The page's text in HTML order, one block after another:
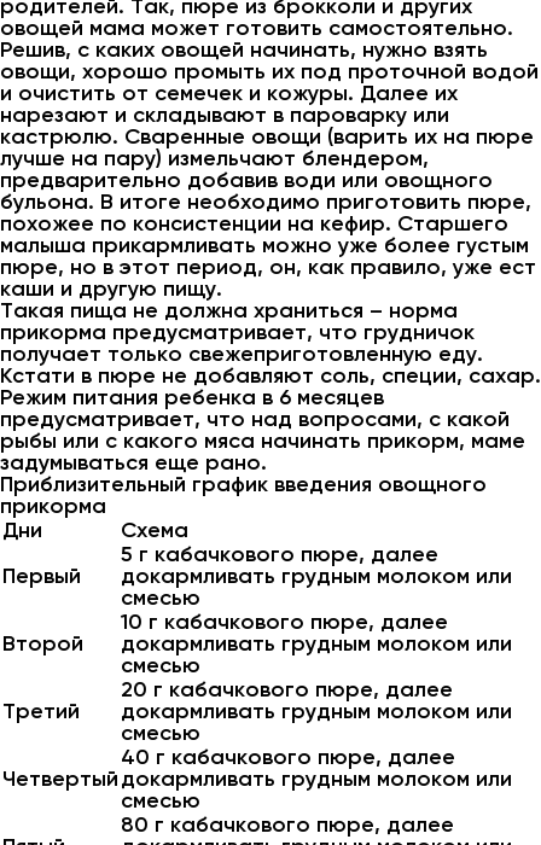
родителей. Так, пюре из брокколи и других
овощей мама может готовить самостоятельно.
Решив, с каких овощей начинать, нужно взять
овощи, хорошо промыть их под проточной водой
и очистить от семечек и кожуры. Далее их
нарезают и складывают в пароварку или
кастрюлю. Сваренные овощи (варить их на пюре
лучше на пару) измельчают блендером,
предварительно добавив води или овощного
бульона. В итоге необходимо приготовить пюре,
похожее по консистенции на кефир. Старшего
малыша прикармливать можно уже более густым
пюре, но в этот период, он, как правило, уже ест
каши и другую пищу.
Такая пища не должна храниться – норма
прикорма предусматривает, что грудничок
получает только свежеприготовленную еду.
Кстати в пюре не добавляют соль, специи, сахар.
Режим питания ребенка в 6 месяцев
предусматривает, что над вопросами, с какой
рыбы или с какого мяса начинать прикорм, маме
задумываться еще рано.
Приблизительный график введения овощного
прикорма
Дни
Схема
Первый
5 г кабачкового пюре, далее
докармливать грудным молоком или
смесью
Второй
10 г кабачкового пюре, далее
докармливать грудным молоком или
смесью
Третий
20 г кабачкового пюре, далее
докармливать грудным молоком или
смесью
Четвертый
40 г кабачкового пюре, далее
докармливать грудным молоком или
смесью
80 г кабачкового пюре, далее